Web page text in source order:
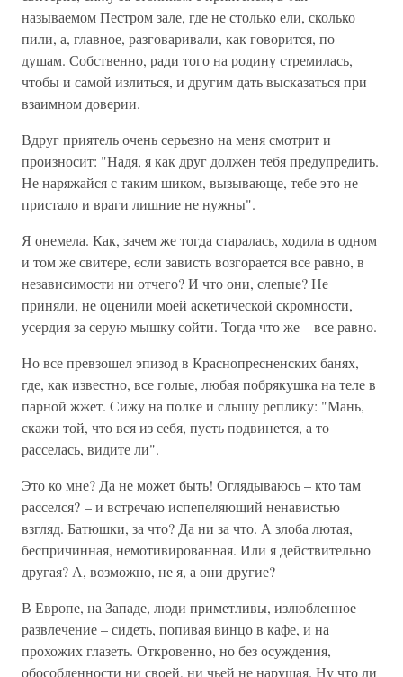
называемом Пестром зале, где не столько ели, сколько
пили, а, главное, разговаривали, как говорится, по
душам. Собственно, ради того на родину стремилась,
чтобы и самой излиться, и другим дать высказаться при
взаимном доверии.
Вдруг приятель очень серьезно на меня смотрит и
произносит: "Надя, я как друг должен тебя предупредить.
Не наряжайся с таким шиком, вызывающе, тебе это не
пристало и враги лишние не нужны".
Я онемела. Как, зачем же тогда старалась, ходила в одном
и том же свитере, если зависть возгорается все равно, в
независимости ни отчего? И что они, слепые? Не
приняли, не оценили моей аскетической скромности,
усердия за серую мышку сойти. Тогда что же – все равно.
Но все превзошел эпизод в Краснопресненских банях,
где, как известно, все голые, любая побрякушка на теле в
парной жжет. Сижу на полке и слышу реплику: "Мань,
скажи той, что вся из себя, пусть подвинется, а то
расселась, видите ли".
Это ко мне? Да не может быть! Оглядываюсь – кто там
расселся? – и встречаю испепеляющий ненавистью
взгляд. Батюшки, за что? Да ни за что. А злоба лютая,
беспричинная, немотивированная. Или я действительно
другая? А, возможно, не я, а они другие?
В Европе, на Западе, люди приметливы, излюбленное
развлечение – сидеть, попивая винцо в кафе, и на
прохожих глазеть. Откровенно, но без осуждения,
обособленности ни своей, ни чьей не нарушая. Ну что ли